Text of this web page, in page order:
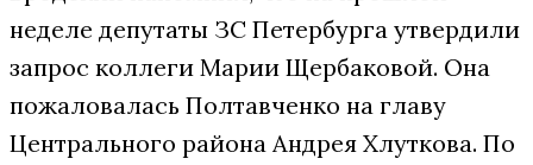
неделе депутаты ЗС Петербурга утвердили
запрос коллеги Марии Щербаковой. Она
пожаловалась Полтавченко на главу
Центрального района Андрея Хлуткова. По